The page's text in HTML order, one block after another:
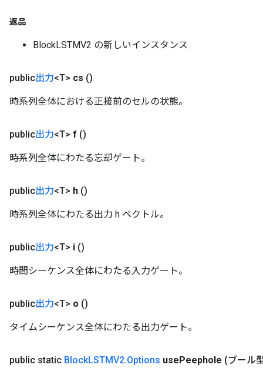
返品
BlockLSTMV2 の新しいインスタンス
public出力<T> cs ()
時系列全体における正接前のセルの状態。
public出力<T> f ()
時系列全体にわたる忘却ゲート。
public出力<T> h ()
時系列全体にわたる出力 h ベクトル。
public出力<T> i ()
時間シーケンス全体にわたる入力ゲート。
public出力<T> o ()
タイムシーケンス全体にわたる出力ゲート。
public static BlockLSTMV2.Options usePeephole (ブール